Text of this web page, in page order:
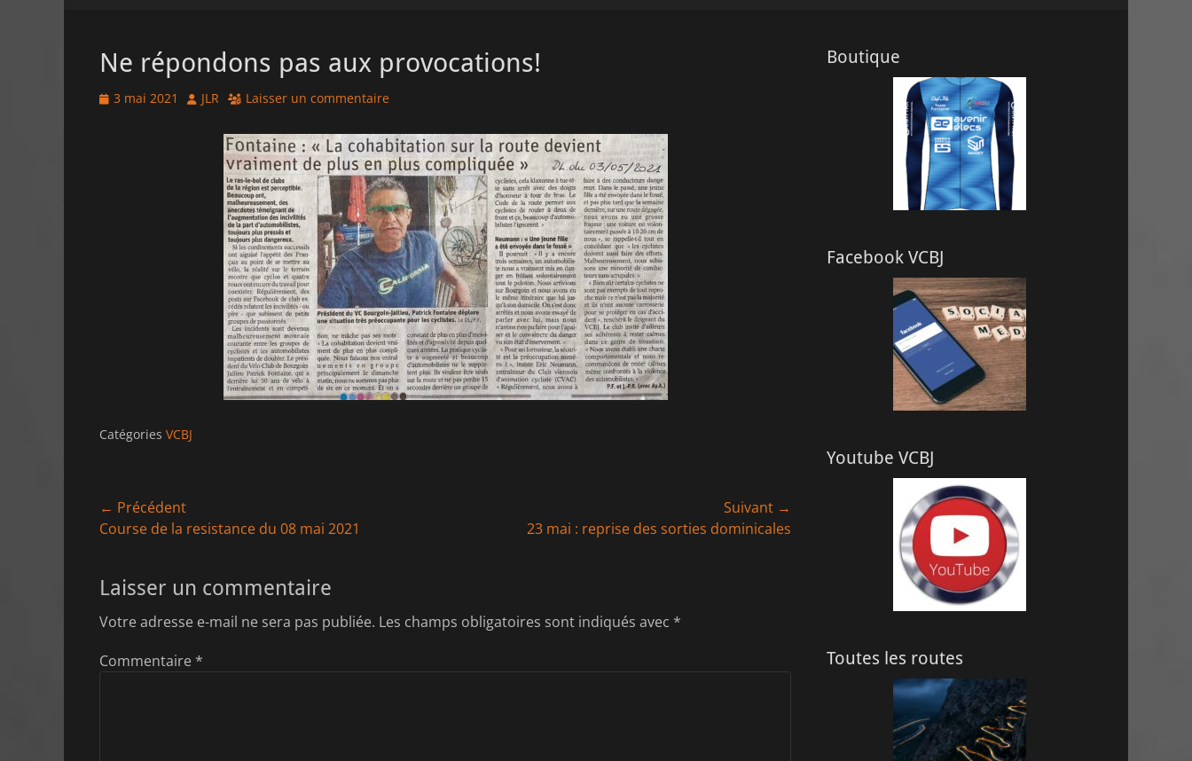
Ne répondons pas aux provocations!
Posted
3 mai 2021 Author
JLR Laisser un commentaire
Catégories VCBJ
Navigation
de
l’article
← Précédent
Article
Course de la resistance du 08 mai 2021
Suivant →
23 mai : reprise des sorties dominicales
Laisser un commentaire
Votre adresse e-mail ne sera pas publiée. Les champs obligatoires sont indiqués avec *
Commentaire *
Boutique
Facebook VCBJ
Youtube VCBJ
Toutes les routes